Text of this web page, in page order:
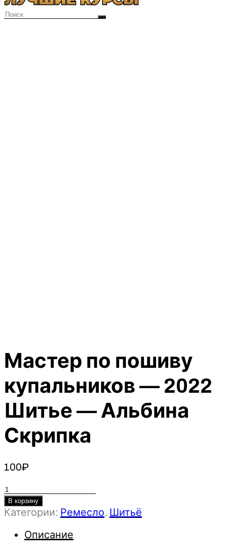
Мастер по пошиву
купальников — 2022
Шитье — Альбина
Скрипка
100₽
Количество
товара
Мастер
пошиву
В корзину
Категории: Ремесло, Шитьё
Описание